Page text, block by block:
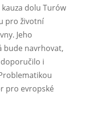
dolu Turów
pro životní
Jeho
bude navrhovat,
i
pro evropské